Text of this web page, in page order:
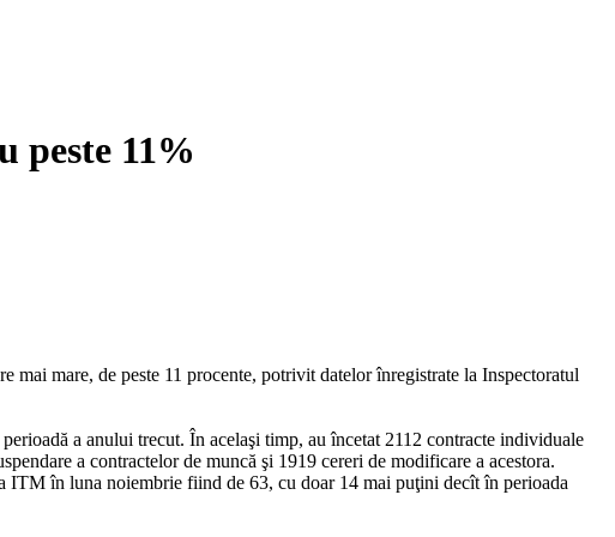
peste 11%
mare, de peste 11 procente, potrivit datelor înregistrate la Inspectoratul
a anului trecut. În acelaşi timp, au încetat 2112 contracte individuale
a contractelor de muncă şi 1919 cereri de modificare a acestora.
ITM în luna noiembrie fiind de 63, cu doar 14 mai puţini decît în perioada